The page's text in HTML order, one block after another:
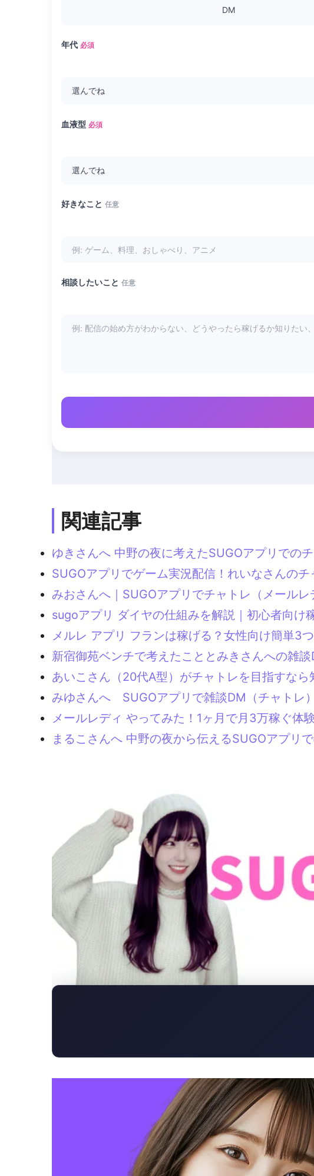
DM
年代 必須
血液型 必須
好きなこと 任意
相談したいこと 任意
関連記事
ゆきさんへ 中野の夜に考えたSUGOアプリでの
SUGOアプリでゲーム実況配信！れいなさんの
みおさんへ｜SUGOアプリでチャトレ（メール
sugoアプリ ダイヤの仕組みを解説｜初心者向け
メルレ アプリ フランは稼げる？女性向け簡単3
新宿御苑ベンチで考えたこととみきさんへの雑
あいこさん（20代A型）がチャトレを目指すな
みゆさんへ SUGOアプリで雑談DM（チャトレ
メールレディ やってみた！1ヶ月で月3万稼ぐ体
まるこさんへ 中野の夜から伝えるSUGOアプリ